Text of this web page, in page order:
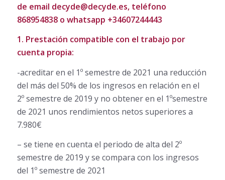
de email decyde@decyde.es, teléfono
868954838 o whatsapp +34607244443
1. Prestación compatible con el trabajo por
cuenta propia:
-acreditar en el 1º semestre de 2021 una reducción
del más del 50% de los ingresos en relación en el
2º semestre de 2019 y no obtener en el 1ºsemestre
de 2021 unos rendimientos netos superiores a
7.980€
– se tiene en cuenta el periodo de alta del 2º
semestre de 2019 y se compara con los ingresos
del 1º semestre de 2021